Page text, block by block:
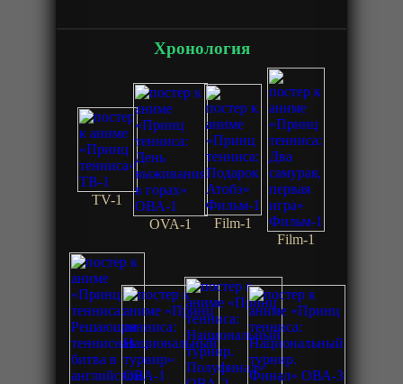
Хронология
TV-1
OVA-1
Film-1
Film-1